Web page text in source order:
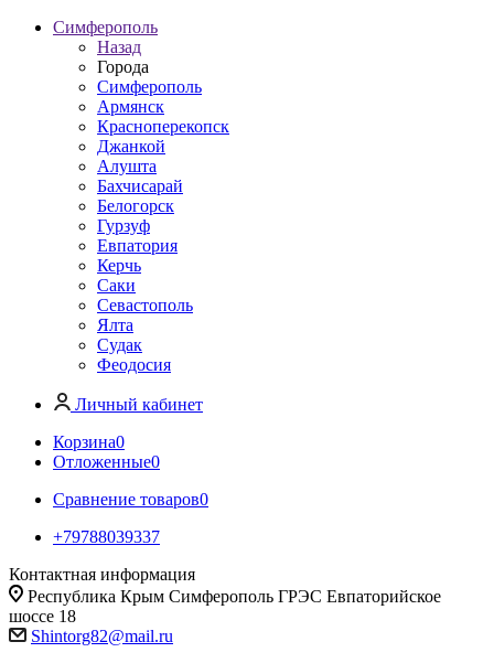
Симферополь
Назад
Города
Симферополь
Армянск
Красноперекопск
Джанкой
Алушта
Бахчисарай
Белогорск
Гурзуф
Евпатория
Керчь
Саки
Севастополь
Ялта
Судак
Феодосия
Личный кабинет
Корзина0
Отложенные0
Сравнение товаров0
+79788039337
Контактная информация
Республика Крым Симферополь ГРЭС Евпаторийское
шоссе 18
Shintorg82@mail.ru